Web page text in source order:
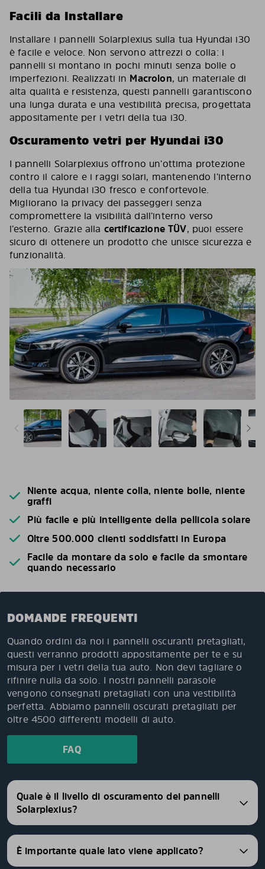
Facili da Installare
Installare i pannelli Solarplexius sulla tua Hyundai i30
è facile e veloce. Non servono attrezzi o colla: i
pannelli si montano in pochi minuti senza bolle o
imperfezioni. Realizzati in Macrolon, un materiale di
alta qualità e resistenza, questi pannelli garantiscono
una lunga durata e una vestibilità precisa, progettata
appositamente per i vetri della tua i30.
Oscuramento vetri per Hyundai i30
I pannelli Solarplexius offrono un’ottima protezione
contro il calore e i raggi solari, mantenendo l’interno
della tua Hyundai i30 fresco e confortevole.
Migliorano la privacy dei passeggeri senza
compromettere la visibilità dall’interno verso
l’esterno. Grazie alla certificazione TÜV, puoi essere
sicuro di ottenere un prodotto che unisce sicurezza e
funzionalità.
Niente acqua, niente colla, niente bolle, niente
graffi
Più facile e più intelligente della pellicola solare
Oltre 500.000 clienti soddisfatti in Europa
Facile da montare da solo e facile da smontare
quando necessario
DOMANDE FREQUENTI
Quando ordini da noi i pannelli oscuranti pretagliati,
questi verranno prodotti appositamente per te e su
misura per i vetri della tua auto. Non devi tagliare o
rifinire nulla da solo. I nostri pannelli parasole
vengono consegnati pretagliati con una vestibilità
perfetta. Abbiamo pannelli oscurati pretagliati per
oltre 4500 differenti modelli di auto.
FAQ
Quale è il livello di oscuramento dei pannelli
Solarplexius?
È importante quale lato viene applicato?